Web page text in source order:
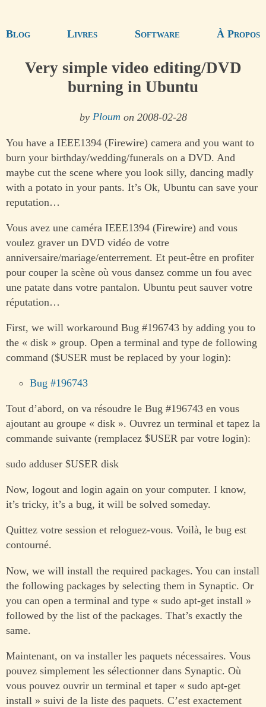
Blog Livres Software À Propos
Very simple video editing/DVD
burning in Ubuntu
by Ploum on 2008-02-28
You have a IEEE1394 (Firewire) camera and you want to
burn your birthday/wedding/funerals on a DVD. And
maybe cut the scene where you look silly, dancing madly
with a potato in your pants. It’s Ok, Ubuntu can save your
reputation…
Vous avez une caméra IEEE1394 (Firewire) and vous
voulez graver un DVD vidéo de votre
anniversaire/mariage/enterrement. Et peut-être en profiter
pour couper la scène où vous dansez comme un fou avec
une patate dans votre pantalon. Ubuntu peut sauver votre
réputation…
First, we will workaround Bug #196743 by adding you to
the « disk » group. Open a terminal and type de following
command ($USER must be replaced by your login):
Bug #196743
Tout d’abord, on va résoudre le Bug #196743 en vous
ajoutant au groupe « disk ». Ouvrez un terminal et tapez la
commande suivante (remplacez $USER par votre login):
sudo adduser $USER disk
Now, logout and login again on your computer. I know,
it’s tricky, it’s a bug, it will be solved someday.
Quittez votre session et reloguez-vous. Voilà, le bug est
contourné.
Now, we will install the required packages. You can install
the following packages by selecting them in Synaptic. Or
you can open a terminal and type « sudo apt-get install »
followed by the list of the packages. That’s exactly the
same.
Maintenant, on va installer les paquets nécessaires. Vous
pouvez simplement les sélectionner dans Synaptic. Où
vous pouvez ouvrir un terminal et taper « sudo apt-get
install » suivi de la liste des paquets. C’est exactement